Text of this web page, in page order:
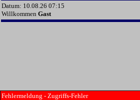
Datum: 10.08.26 07:15
Willkommen Gast
Fehlermeldung - Zugriffs-Fehler